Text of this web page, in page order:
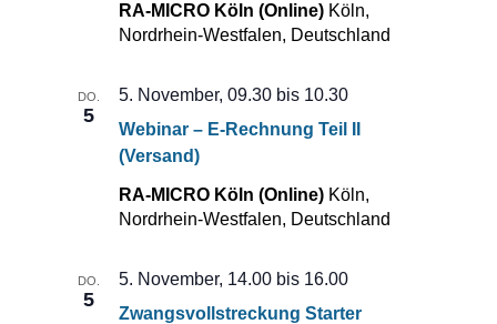
RA-MICRO Köln (Online) Köln,
Nordrhein-Westfalen, Deutschland
DO.
5
Webinar – E-Rechnung Teil II
(Versand)
5. November, 09.30 bis 10.30
RA-MICRO Köln (Online) Köln,
Nordrhein-Westfalen, Deutschland
DO.
5
Zwangsvollstreckung Starter
5. November, 14.00 bis 16.00